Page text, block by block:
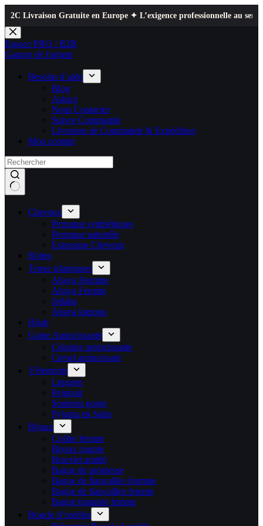
Gratuite en Europe ✦ L’exigence professionnelle au service de votre
Passer
au
contenu
Espace PRO / B2B
Gagner de l'argent
Besoins d’aide
Blog
Astuce
Nous Contacter
Suivre Commande
Livraison de Commande & Expédition
Mon compte
Cheveux
Perruque synthétiques
Perruque naturelle
Extension Cheveux
Robes
Tenue islamiques
Abaya Homme
Abaya Femme
Jellaba
Abaya kimono
Hijab
Gaine Amincissante
Ceinture amincissante
Corset amincissant
Vêtements
Lingerie
Peignoir
Soutiens gorge
Pyjama en Satin
Bijoux
Collier femme
Bijoux couple
Bracelet amitié
Bague de promesse
Bague de fiançailles homme
Bague de fiançailles femme
Bague fantaisie femme
Boucle d’oreilles